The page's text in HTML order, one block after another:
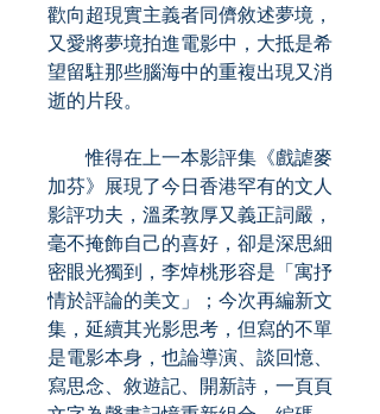
歡向超現實主義者同儕敘述夢境，
又愛將夢境拍進電影中，大抵是希
望留駐那些腦海中的重複出現又消
逝的片段。
惟得在上一本影評集《戲謔麥
加芬》展現了今日香港罕有的文人
影評功夫，溫柔敦厚又義正詞嚴，
毫不掩飾自己的喜好，卻是深思細
密眼光獨到，李焯桃形容是「寓抒
情於評論的美文」；今次再編新文
集，延續其光影思考，但寫的不單
是電影本身，也論導演、談回憶、
寫思念、敘遊記、開新詩，一頁頁